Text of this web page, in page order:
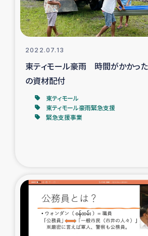
2022.07.13
東ティモール豪雨 時間がかかっ
の資材配付
東ティモール
東ティモール豪雨緊急支援
緊急支援事業